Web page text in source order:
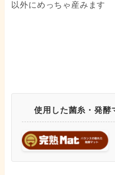
以外にめっちゃ産みます
使用した菌糸・発酵